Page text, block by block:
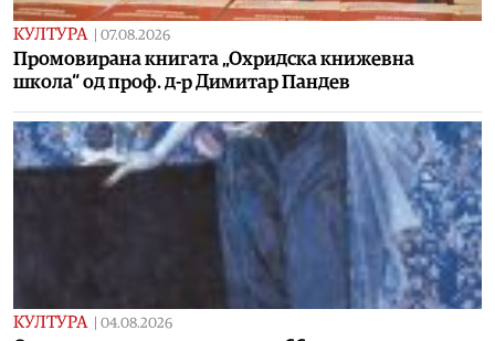
КУЛТУРА 07.08.2026
Промовирана книгата „Охридска книжевна
школа“ од проф. д-р Димитар Пандев
КУЛТУРА 04.08.2026